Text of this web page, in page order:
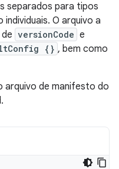
separados para tipos
O arquivo a
versionCode e
{} , bem como
arquivo de manifesto do